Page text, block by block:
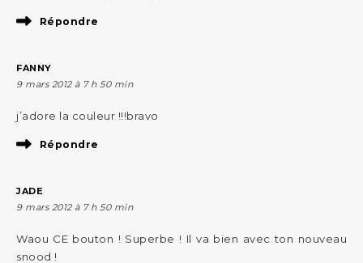
Répondre
FANNY
9 mars 2012 à 7 h 50 min
j’adore la couleur !!!bravo
Répondre
JADE
9 mars 2012 à 7 h 50 min
Waou CE bouton ! Superbe ! Il va bien avec ton nouveau
snood !